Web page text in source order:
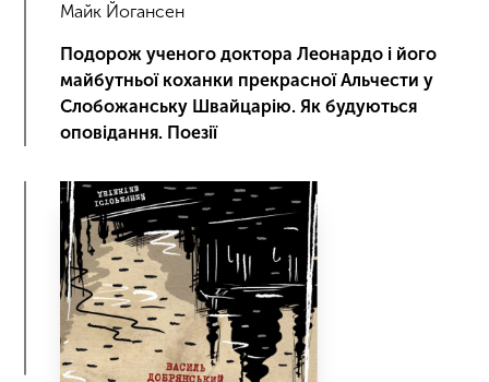
Майк Йогансен
Подорож ученого доктора Леонардо і його
майбутньої коханки прекрасної Альчести у
Слобожанську Швайцарію. Як будуються
оповідання. Поезії